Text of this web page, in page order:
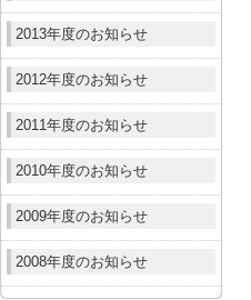
2013年度のお知らせ
2012年度のお知らせ
2011年度のお知らせ
2010年度のお知らせ
2009年度のお知らせ
2008年度のお知らせ